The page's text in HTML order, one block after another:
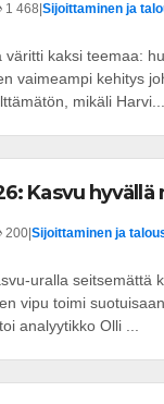
1 468 Sijoittaminen ja
väritti kaksi teemaa:
vaimeampi kehitys
mikäli Harvi...
Kasvu hyvällä
200 Sijoittaminen ja
uralla seitsemättä
vipu toimi
analyytikko Olli ...